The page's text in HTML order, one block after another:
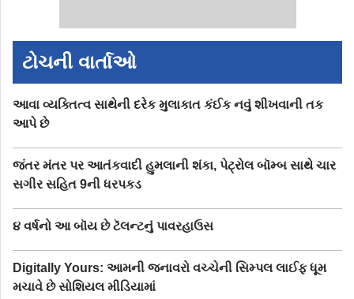
ટોચની વાર્તાઓ
આવા વ્યક્તિત્વ સાથેની દરેક મુલાકાત કંઈક નવું શીખવાની તક
આપે છે
જંતર મંતર પર આતંકવાદી હુમલાની શંકા, પેટ્રોલ બૉમ્બ સાથે ચાર
સગીર સહિત 9ની ધરપકડ
૪ વર્ષનો આ બૉય છે ટૅલન્ટનું પાવરહાઉસ
Digitally Yours: આમની જનાવરો વચ્ચેની સિમ્પલ લાઈફ ધૂમ
મચાવે છે સોશિયલ મીડિયામાં